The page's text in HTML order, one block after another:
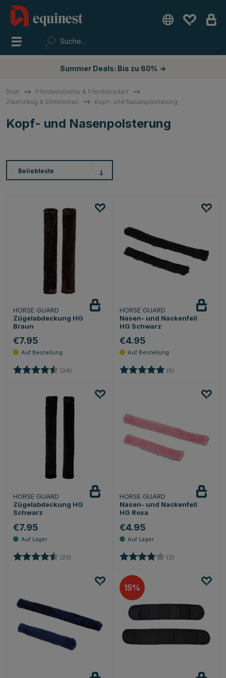
Summer Deals: Bis zu 60% →
Start
Pferdezubehör & Pferdebedarf
Zaumzeug & Stirnriemen
Kopf- und Nasenpolsterung
Kopf- und Nasenpolsterung
Beliebteste
HORSE GUARD
Zügelabdeckung HG
Braun
€7.95
Bewertung: (24) 4.5 von 5 Sternen
HORSE GUARD
Nasen- und Nackenfell
HG Schwarz
€4.95
Bewertung: (5)
HORSE GUARD
Zügelabdeckung HG
Schwarz
€7.95
Bewertung: (23) 4.5 von 5 Sternen
HORSE GUARD
Nasen- und Nackenfell
HG Rosa
€4.95
Bewertung: (2)
15